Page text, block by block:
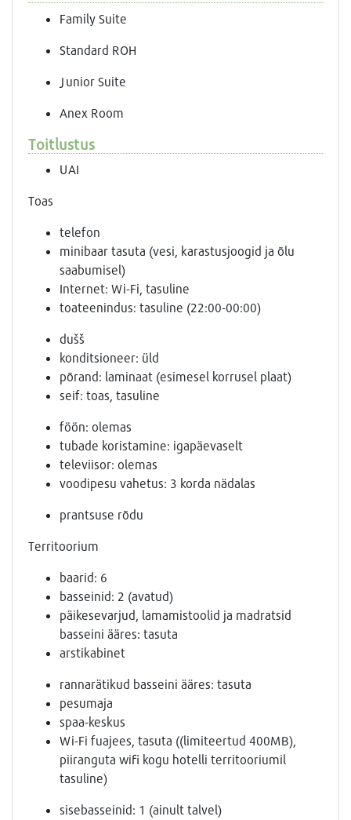
Family Suite
Standard ROH
Junior Suite
Anex Room
Toitlustus
UAI
Toas
telefon
minibaar tasuta (vesi, karastusjoogid ja õlu
saabumisel)
Internet: Wi-Fi, tasuline
toateenindus: tasuline (22:00-00:00)
dušš
konditsioneer: üld
põrand: laminaat (esimesel korrusel plaat)
seif: toas, tasuline
föön: olemas
tubade koristamine: igapäevaselt
televiisor: olemas
voodipesu vahetus: 3 korda nädalas
prantsuse rõdu
Territoorium
baarid: 6
basseinid: 2 (avatud)
päikesevarjud, lamamistoolid ja madratsid
basseini ääres: tasuta
arstikabinet
rannarätikud basseini ääres: tasuta
pesumaja
spaa-keskus
Wi-Fi fuajees, tasuta ((limiteertud 400MB),
piiranguta wifi kogu hotelli territooriumil
tasuline)
sisebasseinid: 1 (ainult talvel)